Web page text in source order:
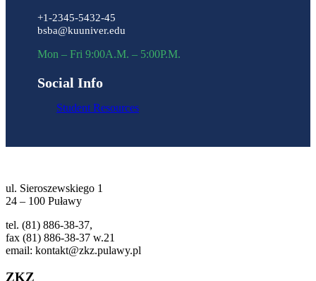
+1-2345-5432-45
bsba@kuuniver.edu
Mon – Fri 9:00A.M. – 5:00P.M.
Social Info
Student Resources
ul. Sieroszewskiego 1
24 – 100 Puławy
tel. (81) 886-38-37,
fax (81) 886-38-37 w.21
email: kontakt@zkz.pulawy.pl
ZKZ